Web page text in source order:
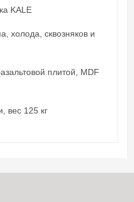
KALE
холода, сквозняков и
плитой, MDF
вес 125 кг